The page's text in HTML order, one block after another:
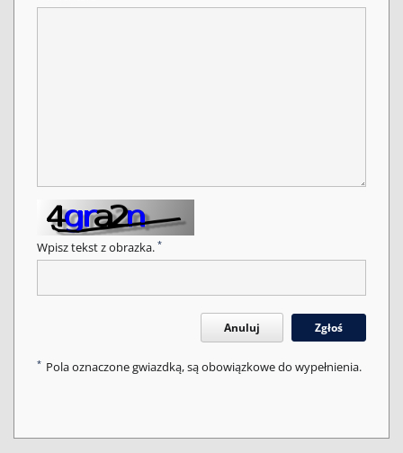
Wpisz tekst z obrazka. *
Anuluj Zgłoś
* Pola oznaczone gwiazdką, są obowiązkowe do wypełnienia.